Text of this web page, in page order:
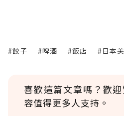
#餃子 #啤酒 #飯店 #日本
喜歡這篇文章嗎？歡
容值得更多人支持。